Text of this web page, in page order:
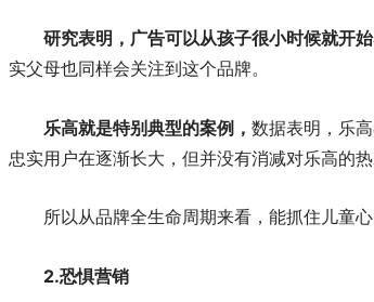
研究表明，广告可以从孩子很小时候就开
实父母也同样会关注到这个品牌。
乐高就是特别典型的案例， 数据表明，乐
忠实用户在逐渐长大，但并没有消减对乐高的热
所以从品牌全生命周期来看，能抓住儿童
2.恐惧营销